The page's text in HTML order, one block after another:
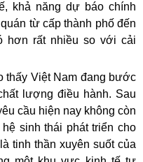
khả năng dự báo chính
từ cấp thành phố đến
hơn rất nhiều so với cải
thấy Việt Nam đang bước
lượng điều hành. Sau
cầu hiện nay không còn
hệ sinh thái phát triển cho
tinh thần xuyên suốt của